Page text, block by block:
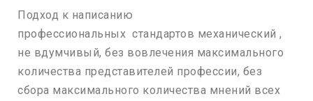
Подход к написанию
профессиональных стандартов механический ,
не вдумчивый, без вовлечения максимального
количества представителей профессии, без
сбора максимального количества мнений всех